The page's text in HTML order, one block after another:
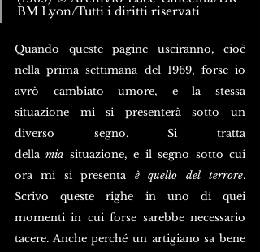
BM Lyon/Tutti i diritti riservati
Quando queste pagine usciranno, cioè
nella prima settimana del 1969, forse io
avrò cambiato umore, e la stessa
situazione mi si presenterà sotto un
diverso segno. Si tratta
della mia situazione, e il segno sotto cui
ora mi si presenta è quello del terrore.
Scrivo queste righe in uno di quei
momenti in cui forse sarebbe necessario
tacere. Anche perché un artigiano sa bene